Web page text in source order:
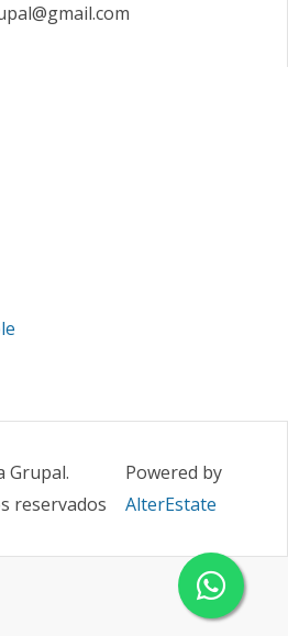
Grupal.
reservados
Powered by
AlterEstate